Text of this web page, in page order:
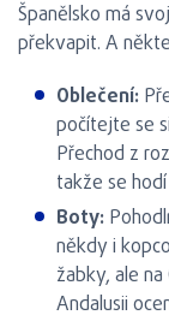
Španělsko má
překvapit. A
Oblečení:
počítejte se
Přechod z
takže se
Boty:
někdy i
žabky, ale
Andalusii